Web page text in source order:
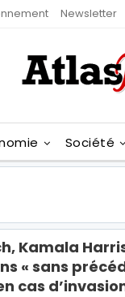
Newsletter
Société
Kamala
« sans
cas